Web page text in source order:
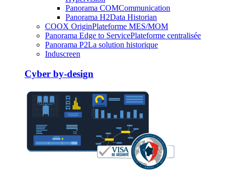
Panorama COMCommunication
Panorama H2Data Historian
COOX OriginPlateforme MES/MOM
Panorama Edge to ServicePlateforme centralisée
Panorama P2La solution historique
Induscreen
Cyber by-design